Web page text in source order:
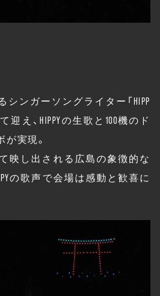
ンガーソングライター「HIPP
迎え、HIPPYの生歌と100機のド
実現。
映し出される広島の象徴的な
の歌声で会場は感動と歓喜に